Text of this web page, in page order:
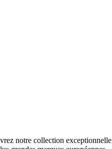
notre collection exceptionnelle